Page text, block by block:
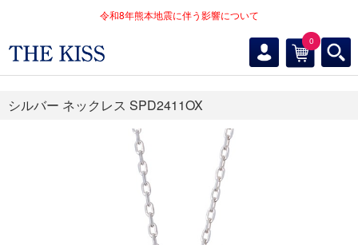
令和8年熊本地震に伴う影響について
0
シルバー ネックレス SPD2411OX